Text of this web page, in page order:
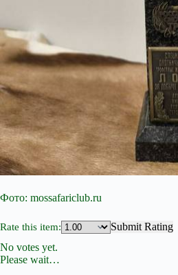
Фото: mossafariclub.ru
Rate this item:
Submit Rating
No votes yet.
Please wait…